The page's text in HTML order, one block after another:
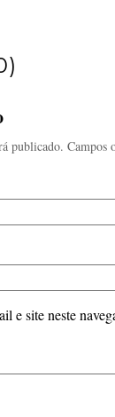
publicado. Campos
e site neste